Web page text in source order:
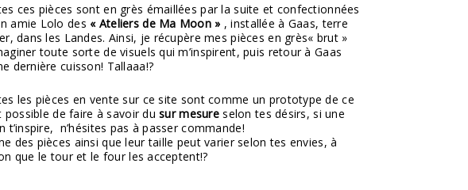
ces pièces sont en grès émaillées par la suite et confectionnées
amie Lolo des « Ateliers de Ma Moon » , installée à Gaas, terre
dans les Landes. Ainsi, je récupère mes pièces en grès« brut »
toute sorte de visuels qui m’inspirent, puis retour à Gaas
dernière cuisson! Tallaaa!?
les pièces en vente sur ce site sont comme un prototype de ce
possible de faire à savoir dusur mesure selon tes désirs, si une
t’inspire, n’hésites pas à passer commande!
des pièces ainsi que leur taille peut varier selon tes envies, à
que le tour et le four les acceptent!?